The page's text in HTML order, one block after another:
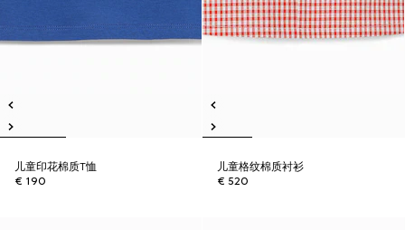
儿童印花棉质T恤
€ 190
儿童格纹棉质衬衫
€ 520